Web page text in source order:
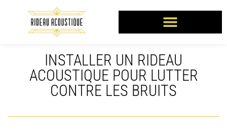
INSTALLER UN RIDEAU
ACOUSTIQUE POUR LUTTER
CONTRE LES BRUITS